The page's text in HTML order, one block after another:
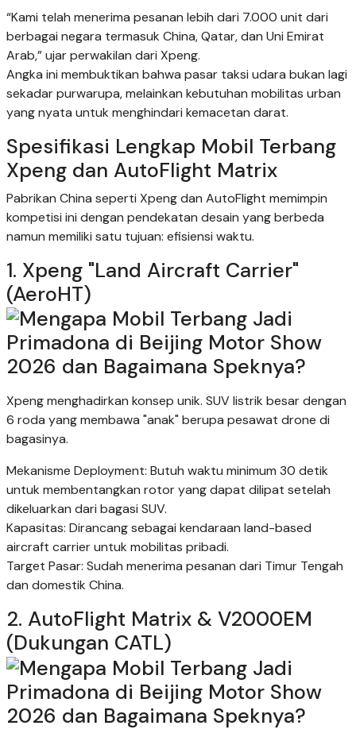
“Kami telah menerima pesanan lebih dari 7.000 unit dari
berbagai negara termasuk China, Qatar, dan Uni Emirat
Arab,” ujar perwakilan dari Xpeng.
Angka ini membuktikan bahwa pasar taksi udara bukan lagi
sekadar purwarupa, melainkan kebutuhan mobilitas urban
yang nyata untuk menghindari kemacetan darat.
Spesifikasi Lengkap Mobil Terbang
Xpeng dan AutoFlight Matrix
Pabrikan China seperti Xpeng dan AutoFlight memimpin
kompetisi ini dengan pendekatan desain yang berbeda
namun memiliki satu tujuan: efisiensi waktu.
1.⁠ ⁠Xpeng "Land Aircraft Carrier"
(AeroHT)
Xpeng menghadirkan konsep unik. SUV listrik besar dengan
6 roda yang membawa "anak" berupa pesawat drone di
bagasinya.
Mekanisme Deployment: Butuh waktu minimum 30 detik
untuk membentangkan rotor yang dapat dilipat setelah
dikeluarkan dari bagasi SUV.
Kapasitas: Dirancang sebagai kendaraan land-based
aircraft carrier untuk mobilitas pribadi.
Target Pasar: Sudah menerima pesanan dari Timur Tengah
dan domestik China.
2.⁠ ⁠AutoFlight Matrix & V2000EM
(Dukungan CATL)